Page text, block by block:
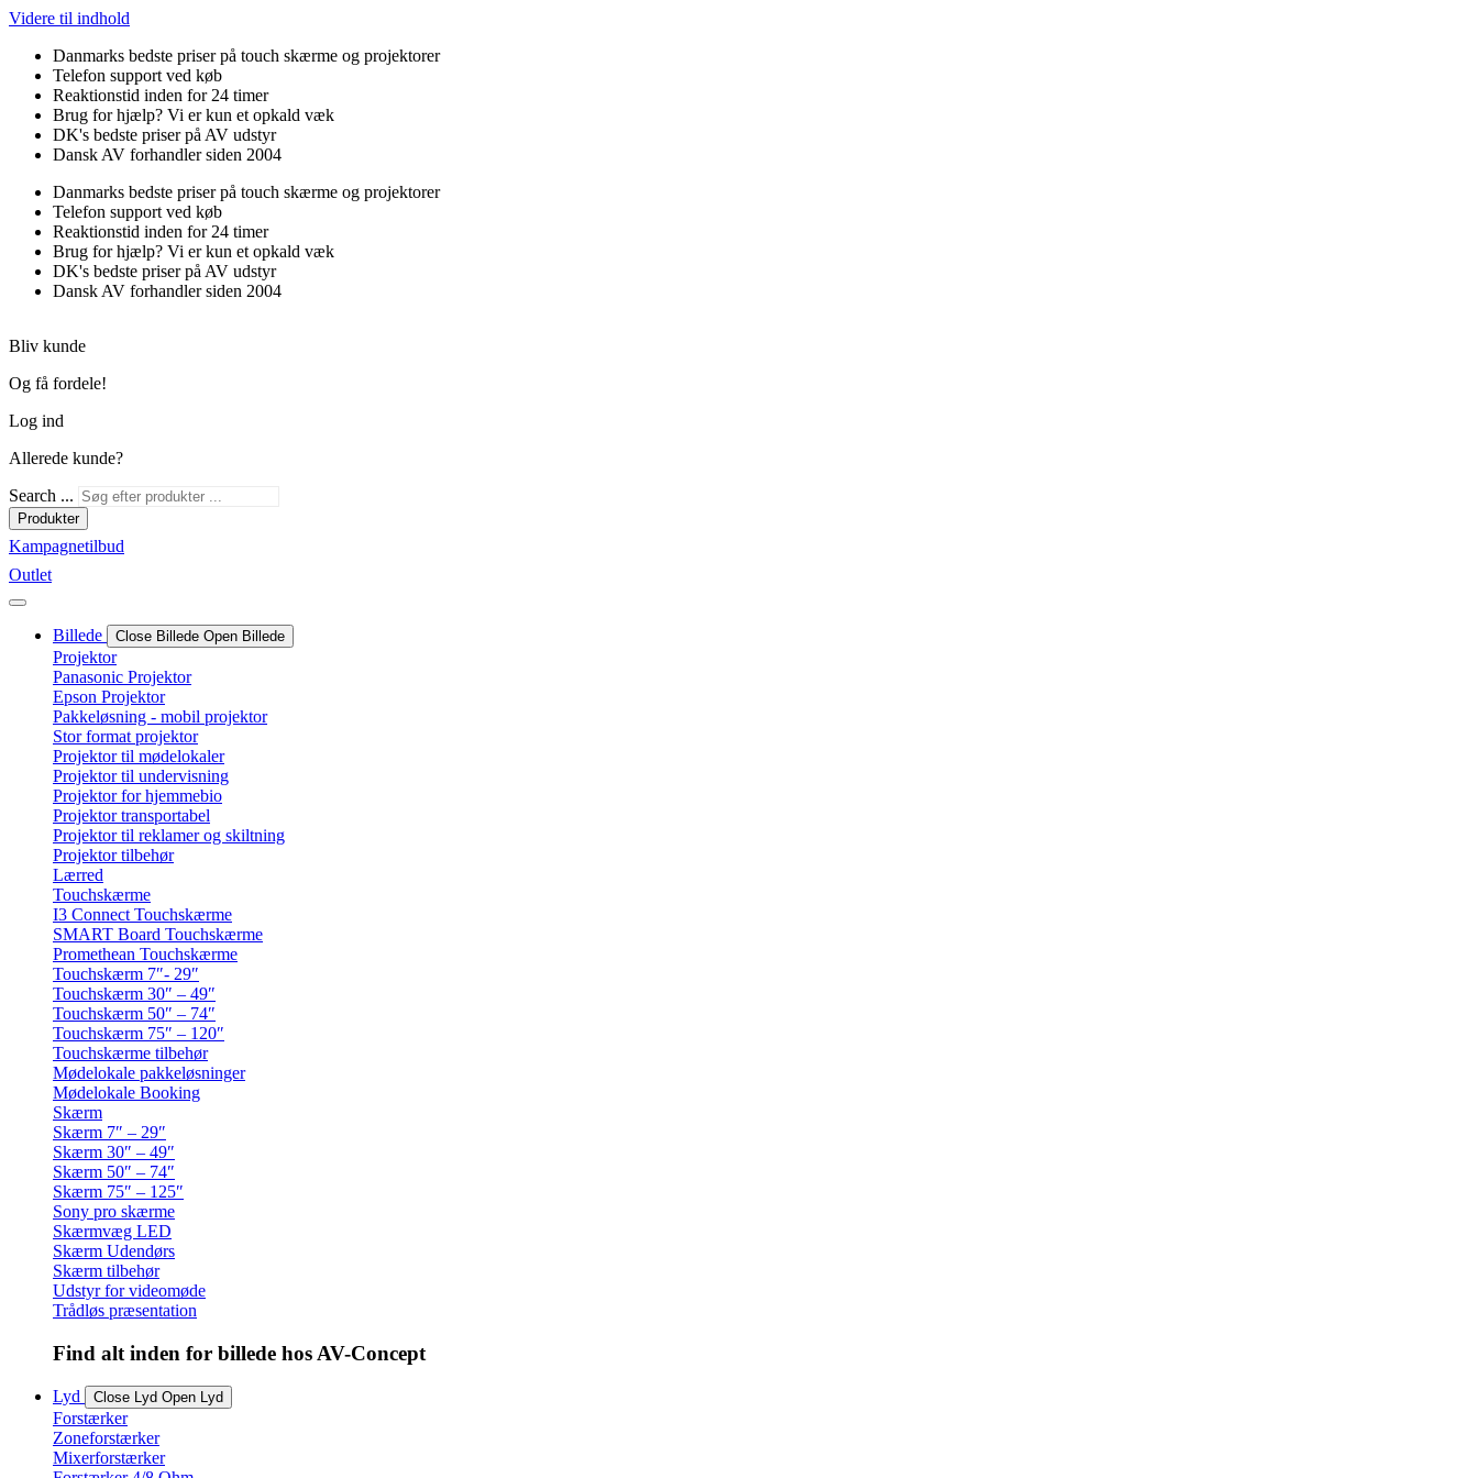
Videre til indhold
Danmarks bedste priser på touch skærme og projektorer
Telefon support ved køb
Reaktionstid inden for 24 timer
Brug for hjælp? Vi er kun et opkald væk
DK's bedste priser på AV udstyr
Dansk AV forhandler siden 2004
Danmarks bedste priser på touch skærme og projektorer
Telefon support ved køb
Reaktionstid inden for 24 timer
Brug for hjælp? Vi er kun et opkald væk
DK's bedste priser på AV udstyr
Dansk AV forhandler siden 2004
Bliv kunde
Og få fordele!
Log ind
Allerede kunde?
Search ...
Produkter
Kampagnetilbud
Outlet
Billede Close Billede Open Billede
Projektor
Panasonic Projektor
Epson Projektor
Pakkeløsning - mobil projektor
Stor format projektor
Projektor til mødelokaler
Projektor til undervisning
Projektor for hjemmebio
Projektor transportabel
Projektor til reklamer og skiltning
Projektor tilbehør
Lærred
Touchskærme
I3 Connect Touchskærme
SMART Board Touchskærme
Promethean Touchskærme
Touchskærm 7″- 29″
Touchskærm 30″ – 49″
Touchskærm 50″ – 74″
Touchskærm 75″ – 120″
Touchskærme tilbehør
Mødelokale pakkeløsninger
Mødelokale Booking
Skærm
Skærm 7″ – 29″
Skærm 30″ – 49″
Skærm 50″ – 74″
Skærm 75″ – 125″
Sony pro skærme
Skærmvæg LED
Skærm Udendørs
Skærm tilbehør
Udstyr for videomøde
Trådløs præsentation
Find alt inden for billede hos AV-Concept
Lyd Close Lyd Open Lyd
Forstærker
Zoneforstærker
Mixerforstærker